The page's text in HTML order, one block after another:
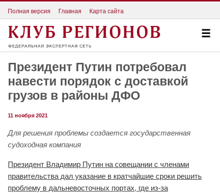
Полная версия Главная Карта сайта
Президент Путин потребовал
навести порядок с доставкой
грузов в районы ДФО
11 ноября 2021
Для решения проблемы создается государственная
судоходная компания
Президент Владимир Путин на совещании с членами
правительства дал указание в кратчайшие сроки решить
проблему в дальневосточных портах, где из-за